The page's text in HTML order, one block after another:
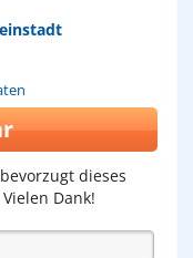
dieses
Dank!